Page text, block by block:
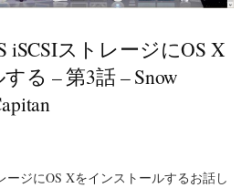
iSCSIストレージにOS X
る – 第3話 – Snow
ージにOS Xをインストールするお話し